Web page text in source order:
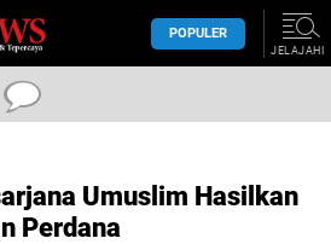
POPULER
JELAJAHI
Umuslim Hasilkan
Perdana